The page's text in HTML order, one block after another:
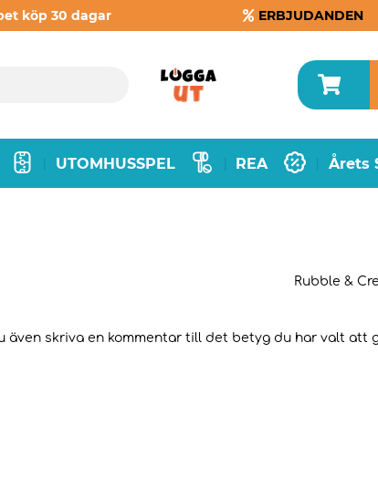
köp 30 dagar ERBJUDANDEN
UTOMHUSSPEL REA Årets
Rubble &
även skriva en kommentar till det betyg du har valt att